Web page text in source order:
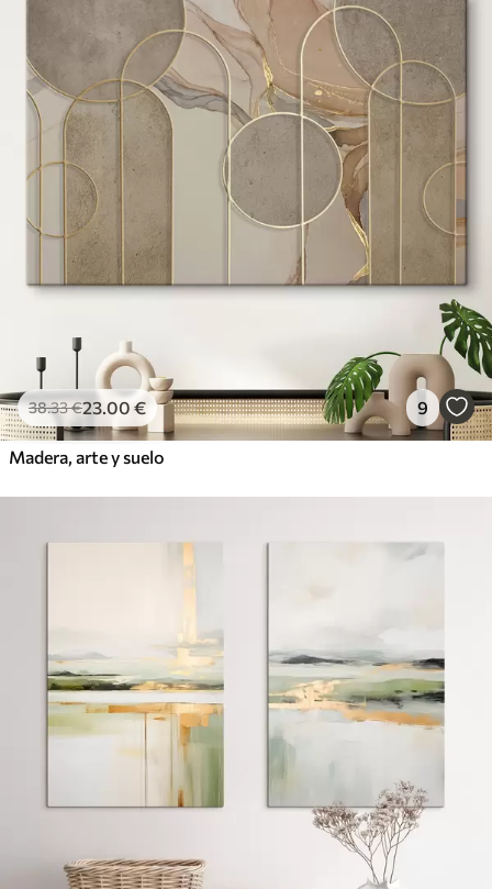
38.33€23.00 € 9
Madera, arte y suelo